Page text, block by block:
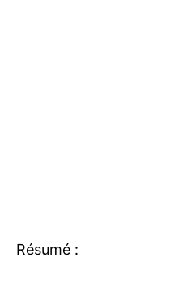
Résumé :